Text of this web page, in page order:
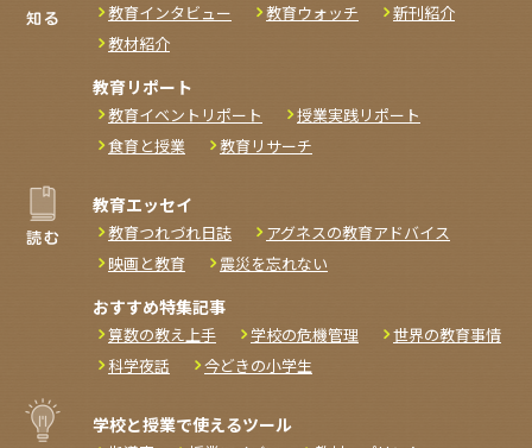
教育インタビュー 教育ウォッチ
新刊紹介
教材紹介
教育リポート
教育イベントリポート
授業実践リポート
食育と授業
教育リサーチ
教育エッセイ
教育つれづれ日誌
アグネスの教育アドバイス
映画と教育
震災を忘れない
おすすめ特集記事
算数の教え上手 学校の危機管理
世界の教育事情
科学夜話
今どきの小学生
学校と授業で使えるツール